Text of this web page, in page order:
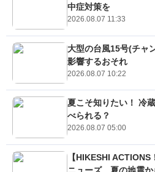
中症対策を
2026.08.07 11:33
大型の台風15号(チャ
影響するおそれ
2026.08.07 10:22
夏こそ知りたい！ 冷
べられる？
2026.08.07 05:00
【HIKESHI
ニューズ 夏の地震か